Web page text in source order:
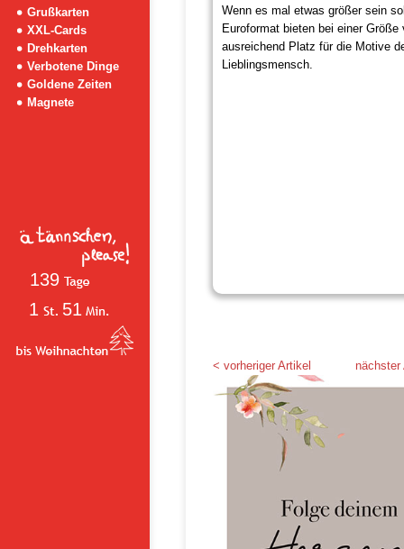
Grußkarten
XXL-Cards
Drehkarten
Verbotene Dinge
Goldene Zeiten
Magnete
139
1
51
Wenn es mal etwas größer sein
Euroformat bieten bei einer
ausreichend Platz für die Motive
Lieblingsmensch.
< vorheriger Artikel